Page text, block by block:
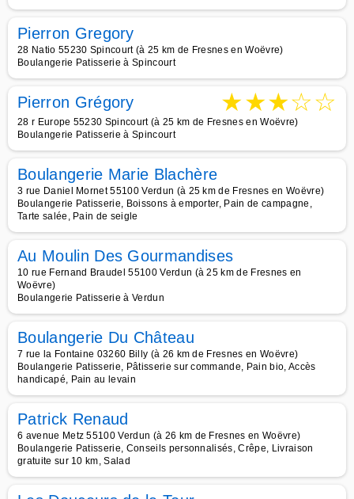
Pierron Gregory
28 Natio 55230 Spincourt (à 25 km de Fresnes en Woëvre)
Boulangerie Patisserie à Spincourt
Pierron Grégory ★★★☆☆
28 r Europe 55230 Spincourt (à 25 km de Fresnes en Woëvre)
Boulangerie Patisserie à Spincourt
Boulangerie Marie Blachère
3 rue Daniel Mornet 55100 Verdun (à 25 km de Fresnes en Woëvre)
Boulangerie Patisserie, Boissons à emporter, Pain de campagne,
Tarte salée, Pain de seigle
Au Moulin Des Gourmandises
10 rue Fernand Braudel 55100 Verdun (à 25 km de Fresnes en
Woëvre)
Boulangerie Patisserie à Verdun
Boulangerie Du Château
7 rue la Fontaine 03260 Billy (à 26 km de Fresnes en Woëvre)
Boulangerie Patisserie, Pâtisserie sur commande, Pain bio, Accès
handicapé, Pain au levain
Patrick Renaud
6 avenue Metz 55100 Verdun (à 26 km de Fresnes en Woëvre)
Boulangerie Patisserie, Conseils personnalisés, Crêpe, Livraison
gratuite sur 10 km, Salad